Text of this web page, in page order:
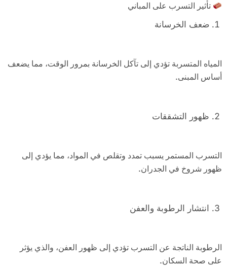
تأثير التسرب على المباني
ضعف الخرسانة
المياه المتسربة تؤدي إلى تآكل الخرسانة بمرور الوقت، مما يضعف
أساس المبنى.
ظهور التشققات
التسرب المستمر يسبب تمدد وتقلص في المواد، مما يؤدي إلى
ظهور شروخ في الجدران.
انتشار الرطوبة والعفن
الرطوبة الناتجة عن التسرب تؤدي إلى ظهور العفن، والذي يؤثر
على صحة السكان.